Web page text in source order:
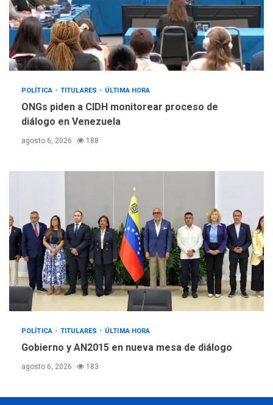
POLÍTICA TITULARES ÚLTIMA HORA
ONGs piden a CIDH monitorear proceso de
diálogo en Venezuela
agosto 6, 2026 188
POLÍTICA TITULARES ÚLTIMA HORA
Gobierno y AN2015 en nueva mesa de diálogo
agosto 6, 2026 183